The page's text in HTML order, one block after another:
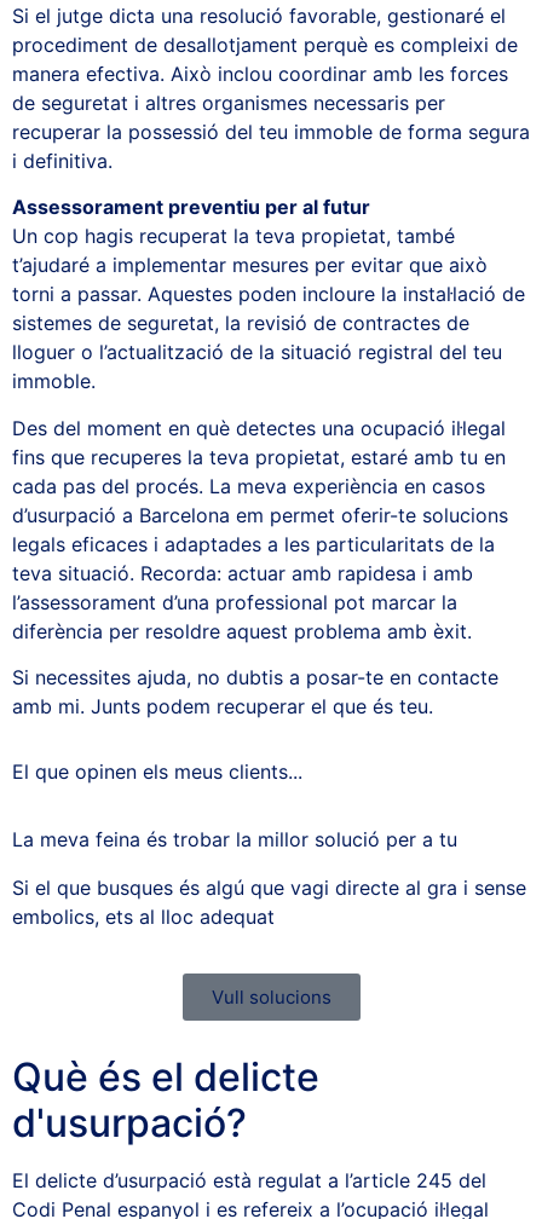
Si el jutge dicta una resolució favorable, gestionaré el
procediment de desallotjament perquè es compleixi de
manera efectiva. Això inclou coordinar amb les forces
de seguretat i altres organismes necessaris per
recuperar la possessió del teu immoble de forma segura
i definitiva.
Assessorament preventiu per al futur
Un cop hagis recuperat la teva propietat, també
t’ajudaré a implementar mesures per evitar que això
torni a passar. Aquestes poden incloure la instal·lació de
sistemes de seguretat, la revisió de contractes de
lloguer o l’actualització de la situació registral del teu
immoble.
Des del moment en què detectes una ocupació il·legal
fins que recuperes la teva propietat, estaré amb tu en
cada pas del procés. La meva experiència en casos
d’usurpació a Barcelona em permet oferir-te solucions
legals eficaces i adaptades a les particularitats de la
teva situació. Recorda: actuar amb rapidesa i amb
l’assessorament d’una professional pot marcar la
diferència per resoldre aquest problema amb èxit.
Si necessites ajuda, no dubtis a posar-te en contacte
amb mi. Junts podem recuperar el que és teu.
El que opinen els meus clients...
La meva feina és trobar la millor solució per a tu
Si el que busques és algú que vagi directe al gra i sense
embolics, ets al lloc adequat
Vull solucions
Què és el delicte
d'usurpació?
El delicte d’usurpació està regulat a l’article 245 del
Codi Penal espanyol i es refereix a l’ocupació il·legal